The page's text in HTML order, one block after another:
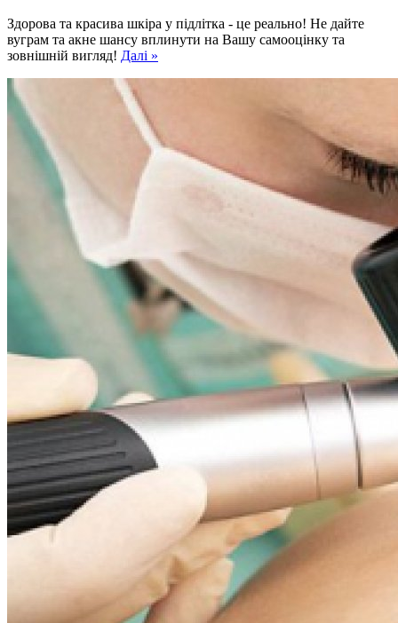
Здорова та красива шкіра у підлітка - це реально! Не дайте
вуграм та акне шансу вплинути на Вашу самооцінку та
зовнішній вигляд! Далі »